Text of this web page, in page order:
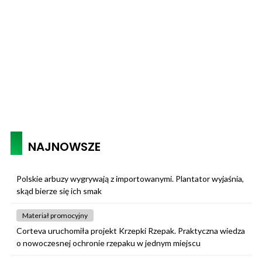
NAJNOWSZE
Polskie arbuzy wygrywają z importowanymi. Plantator wyjaśnia,
skąd bierze się ich smak
Materiał promocyjny
Corteva uruchomiła projekt Krzepki Rzepak. Praktyczna wiedza
o nowoczesnej ochronie rzepaku w jednym miejscu